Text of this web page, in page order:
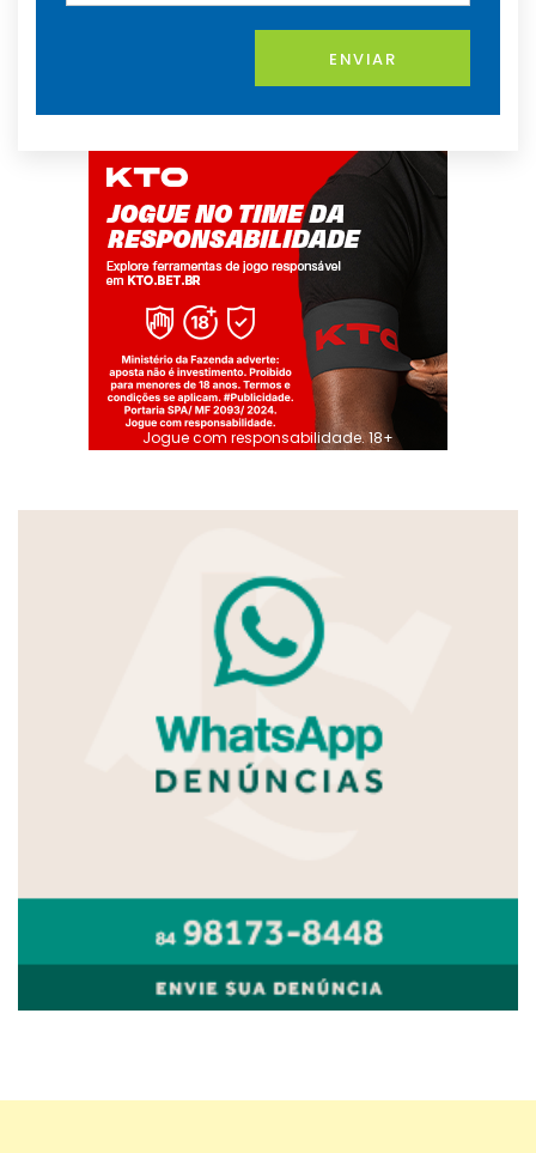
ENVIAR
Jogue com responsabilidade. 18+